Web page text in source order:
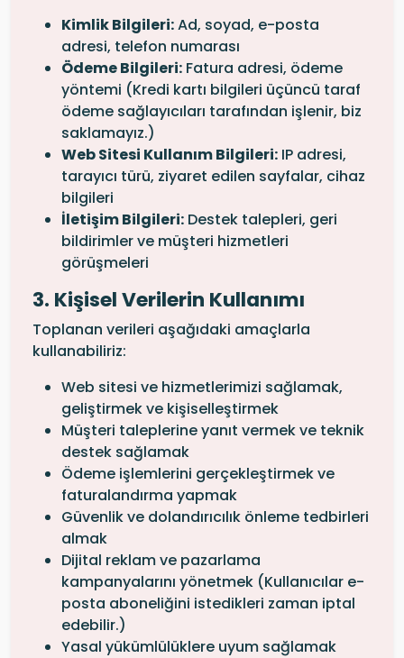
Kimlik Bilgileri:Ad, soyad, e-posta
adresi, telefon numarası
Ödeme Bilgileri: Fatura adresi, ödeme
yöntemi (Kredi kartı bilgileri üçüncü taraf
ödeme sağlayıcıları tarafından işlenir, biz
saklamayız.)
Web Sitesi Kullanım Bilgileri: IP adresi,
tarayıcı türü, ziyaret edilen sayfalar, cihaz
bilgileri
İletişim Bilgileri: Destek talepleri, geri
bildirimler ve müşteri hizmetleri
görüşmeleri
3. Kişisel Verilerin Kullanımı
Toplanan verileri aşağıdaki amaçlarla
kullanabiliriz:
Web sitesi ve hizmetlerimizi sağlamak,
geliştirmek ve kişiselleştirmek
Müşteri taleplerine yanıt vermek ve teknik
destek sağlamak
Ödeme işlemlerini gerçekleştirmek ve
faturalandırma yapmak
Güvenlik ve dolandırıcılık önleme tedbirleri
almak
Dijital reklam ve pazarlama
kampanyalarını yönetmek (Kullanıcılar e-
posta aboneliğini istedikleri zaman iptal
edebilir.)
Yasal yükümlülüklere uyum sağlamak